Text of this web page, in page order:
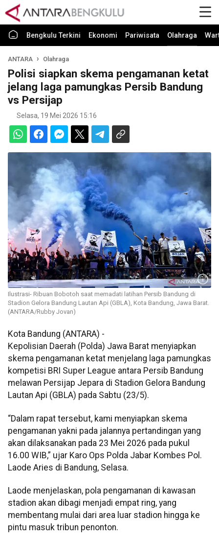
Bengkulu Terkini Ekonomi Pariwisata Olahraga
ANTARA Olahraga
Polisi siapkan skema pengamanan ketat
jelang laga pamungkas Persib Bandung
vs Persijap
Selasa, 19 Mei 2026 15:16
Ilustrasi- Ribuan Bobotoh saat memadati latihan Persib Bandung di
Stadion Gelora Bandung Lautan Api (GBLA), Kota Bandung, Jawa Barat.
(ANTARA/Rubby Jovan)
Kota Bandung (ANTARA) -
Kepolisian Daerah (Polda) Jawa Barat menyiapkan
skema pengamanan ketat menjelang laga pamungkas
kompetisi BRI Super League antara Persib Bandung
melawan Persijap Jepara di Stadion Gelora Bandung
Lautan Api (GBLA) pada Sabtu (23/5).
“Dalam rapat tersebut, kami menyiapkan skema
pengamanan yakni pada jalannya pertandingan yang
akan dilaksanakan pada 23 Mei 2026 pada pukul
16.00 WIB,” ujar Karo Ops Polda Jabar Kombes Pol.
Laode Aries di Bandung, Selasa.
Laode menjelaskan, pola pengamanan di kawasan
stadion akan dibagi menjadi empat ring, yang
membentang mulai dari area luar stadion hingga ke
pintu masuk tribun penonton.